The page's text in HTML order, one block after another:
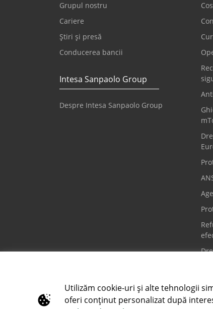
Utilizăm cookie-uri și alte tehnologii
oferi conținut personalizat după
Grupul nostru
Cariere
Știri și presă
Conducerea bancii
Intesa Sanpaolo Group
Despre Intesa Sanpaolo Group
Call Center
0800 800 888